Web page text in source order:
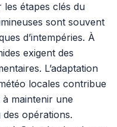
étapes clés du
sont souvent
d’intempéries. À
exigent des
L’adaptation
locales contribue
maintenir une
opérations.